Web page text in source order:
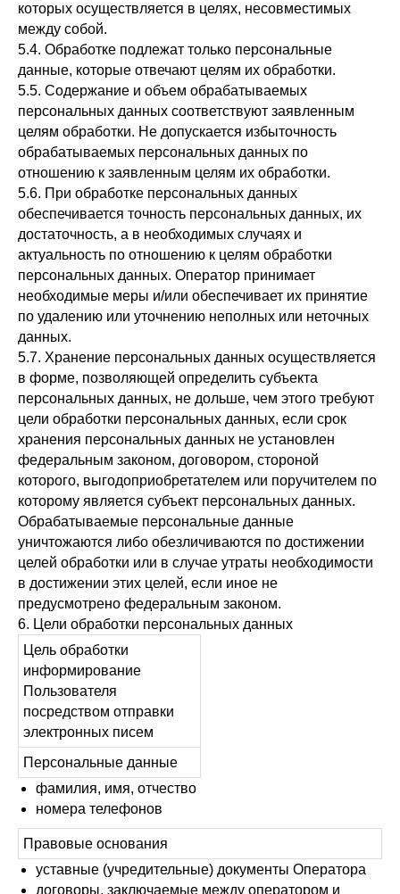
которых осуществляется в целях, несовместимых
между собой.
5.4. Обработке подлежат только персональные
данные, которые отвечают целям их обработки.
5.5. Содержание и объем обрабатываемых
персональных данных соответствуют заявленным
целям обработки. Не допускается избыточность
обрабатываемых персональных данных по
отношению к заявленным целям их обработки.
5.6. При обработке персональных данных
обеспечивается точность персональных данных, их
достаточность, а в необходимых случаях и
актуальность по отношению к целям обработки
персональных данных. Оператор принимает
необходимые меры и/или обеспечивает их принятие
по удалению или уточнению неполных или неточных
данных.
5.7. Хранение персональных данных осуществляется
в форме, позволяющей определить субъекта
персональных данных, не дольше, чем этого требуют
цели обработки персональных данных, если срок
хранения персональных данных не установлен
федеральным законом, договором, стороной
которого, выгодоприобретателем или поручителем по
которому является субъект персональных данных.
Обрабатываемые персональные данные
уничтожаются либо обезличиваются по достижении
целей обработки или в случае утраты необходимости
в достижении этих целей, если иное не
предусмотрено федеральным законом.
6. Цели обработки персональных данных
Цель обработки
информирование
Пользователя
посредством отправки
электронных писем
Персональные данные
фамилия, имя, отчество
номера телефонов
Правовые основания
уставные (учредительные) документы Оператора
договоры, заключаемые между оператором и